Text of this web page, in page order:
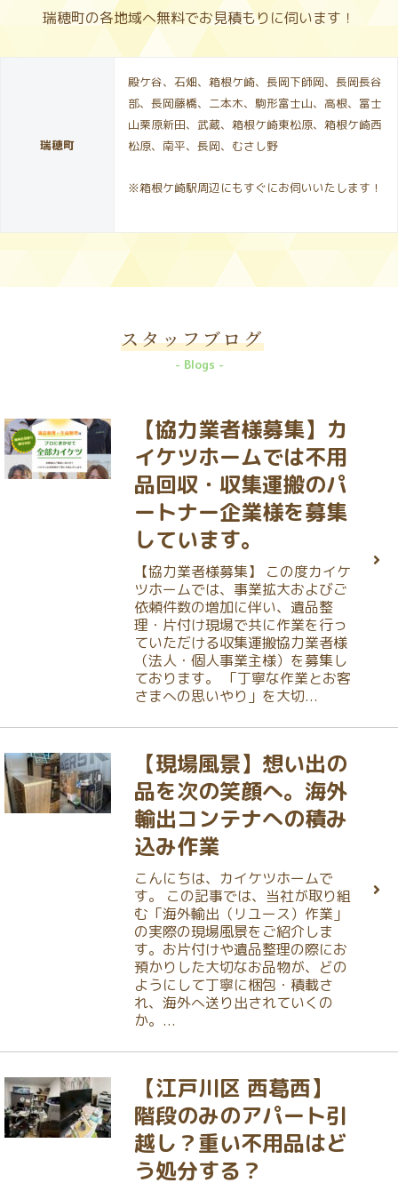
瑞穂町の各地域へ無料でお見積もりに伺います！
瑞穂町
殿ケ谷、石畑、箱根ケ崎、長岡下師岡、長岡長谷
部、長岡藤橋、二本木、駒形富士山、高根、冨士
山栗原新田、武蔵、箱根ケ崎東松原、箱根ケ崎西
松原、南平、長岡、むさし野
※箱根ケ崎駅周辺にもすぐにお伺いいたします！
スタッフブログ
Blogs
【協力業者様募集】カ
イケツホームでは不用
品回収・収集運搬のパ
ートナー企業様を募集
しています。
【協力業者様募集】 この度カイケ
ツホームでは、事業拡大およびご
依頼件数の増加に伴い、遺品整
理・片付け現場で共に作業を行っ
ていただける収集運搬協力業者様
（法人・個人事業主様）を募集し
ております。 「丁寧な作業とお客
さまへの思いやり」を大切...
【現場風景】想い出の
品を次の笑顔へ。海外
輸出コンテナへの積み
込み作業
こんにちは、カイケツホームで
す。 この記事では、当社が取り組
む「海外輸出（リユース）作業」
の実際の現場風景をご紹介しま
す。お片付けや遺品整理の際にお
預かりした大切なお品物が、どの
ようにして丁寧に梱包・積載さ
れ、海外へ送り出されていくの
か。...
【江戸川区 西葛西】
階段のみのアパート引
越し？重い不用品はど
う処分する？